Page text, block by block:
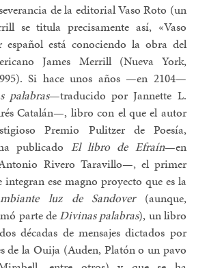
de la editorial Vaso Roto (un
se titula precisamente así, «Vaso
está conociendo la obra del
James Merrill (Nueva York,
Si hace unos años —en 2104—
palabras—traducido por Jannette L.
Catalán—, libro con el que el autor
Premio Pulitzer de Poesía,
publicado El libro de Efraín—en
Rivero Taravillo—, el primer
ese magno proyecto que es la
luz de Sandover(aunque,
parte deDivinas palabras), un libro
décadas de mensajes dictados por
de la Ouija (Auden, Platón o un pavo